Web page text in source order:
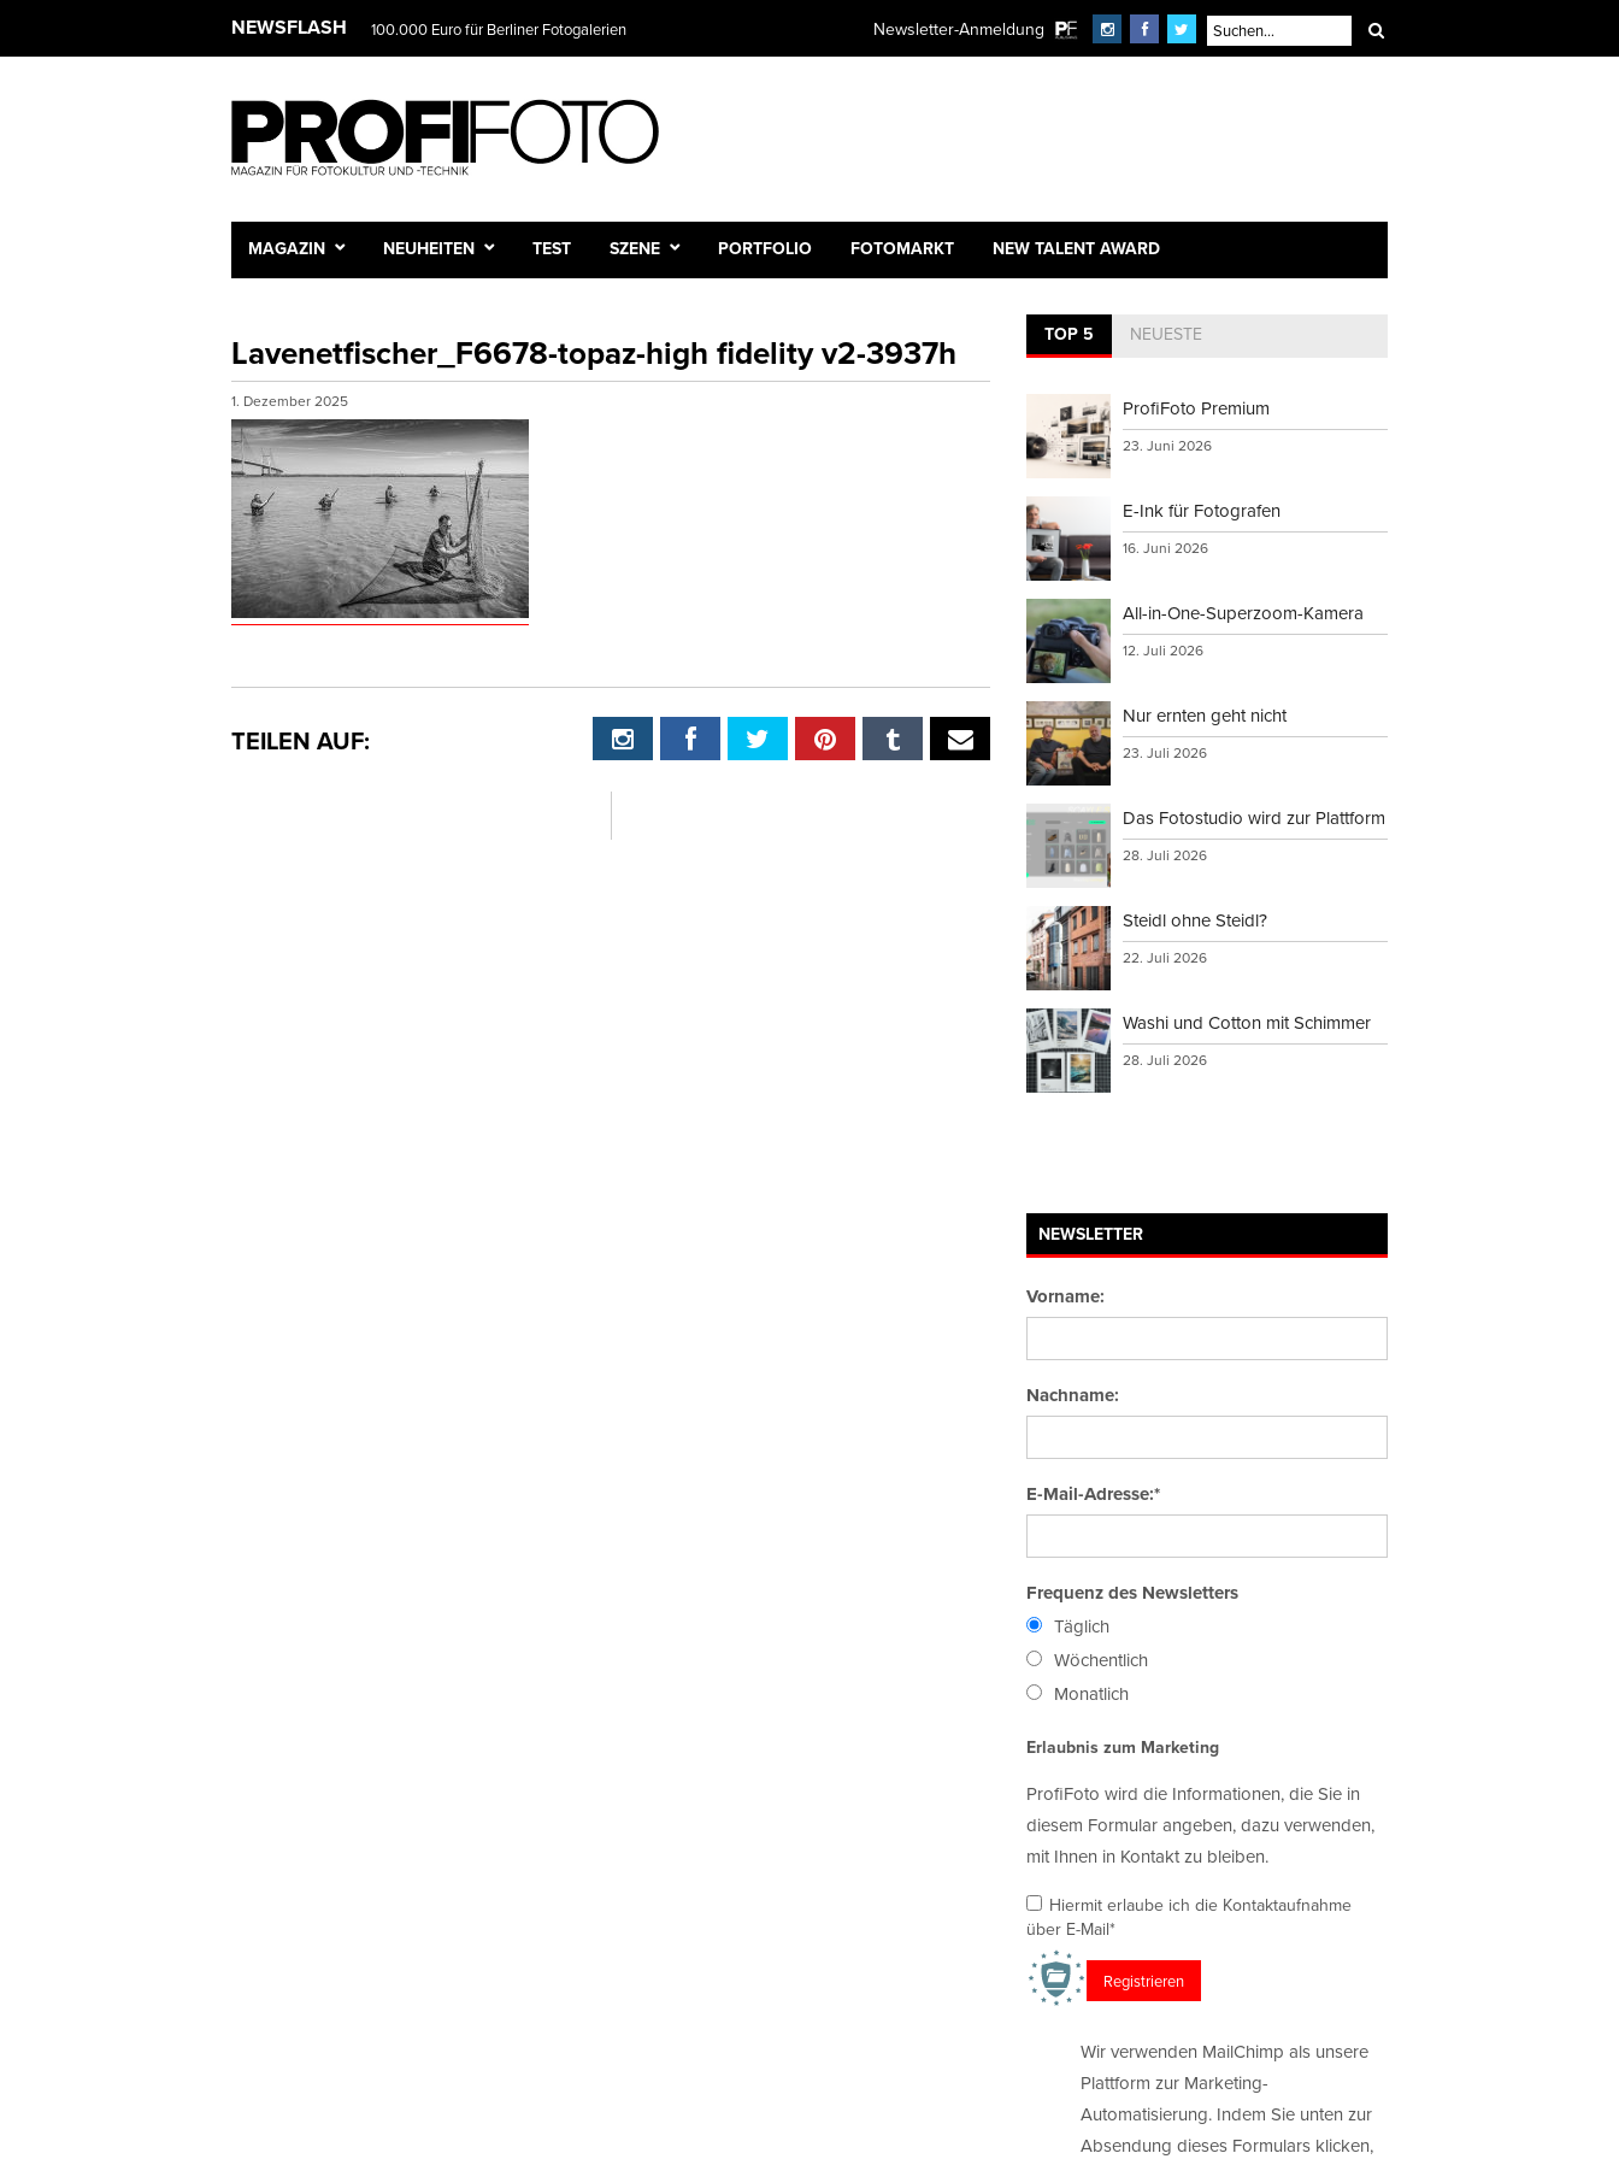
NEWSFLASH 100.000 Euro für Berliner Fotogalerien Newsletter-Anmeldung
MAGAZIN NEUHEITEN TEST SZENE PORTFOLIO FOTOMARKT NEW TALENT AWARD
Lavenetfischer_F6678-topaz-high fidelity v2-3937h
1. Dezember 2025
TEILEN AUF:
TOP 5 NEUESTE
ProfiFoto Premium
23. Juni 2026
E-Ink für Fotografen
16. Juni 2026
All-in-One-Superzoom-Kamera
12. Juli 2026
Nur ernten geht nicht
23. Juli 2026
Das Fotostudio wird zur Plattform
28. Juli 2026
Steidl ohne Steidl?
22. Juli 2026
Washi und Cotton mit Schimmer
28. Juli 2026
NEWSLETTER
Vorname:
Nachname:
E-Mail-Adresse:*
Frequenz des Newsletters
Täglich
Wöchentlich
Monatlich
Erlaubnis zum Marketing
ProfiFoto wird die Informationen, die Sie in
diesem Formular angeben, dazu verwenden,
mit Ihnen in Kontakt zu bleiben.
Hiermit erlaube ich die Kontaktaufnahme
über E-Mail*
Wir verwenden MailChimp als unsere
Plattform zur Marketing-
Automatisierung. Indem Sie unten zur
Absendung dieses Formulars klicken,